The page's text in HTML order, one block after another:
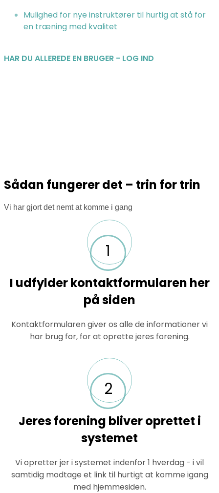
Mulighed for nye instruktører til hurtig at stå for
en træning med kvalitet
HAR DU ALLEREDE EN BRUGER - LOG IND
Sådan fungerer det – trin for trin
Vi har gjort det nemt at komme i gang
1
I udfylder kontaktformularen her
på siden
Kontaktformularen giver os alle de informationer vi
har brug for, for at oprette jeres forening.
2
Jeres forening bliver oprettet i
systemet
Vi opretter jer i systemet indenfor 1 hverdag - i vil
samtidig modtage et link til hurtigt at komme igang
med hjemmesiden.